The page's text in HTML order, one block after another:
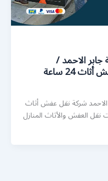
الاحمد /
شركة نقل عفش أثاث
نقل العفش والأثاث المنازل